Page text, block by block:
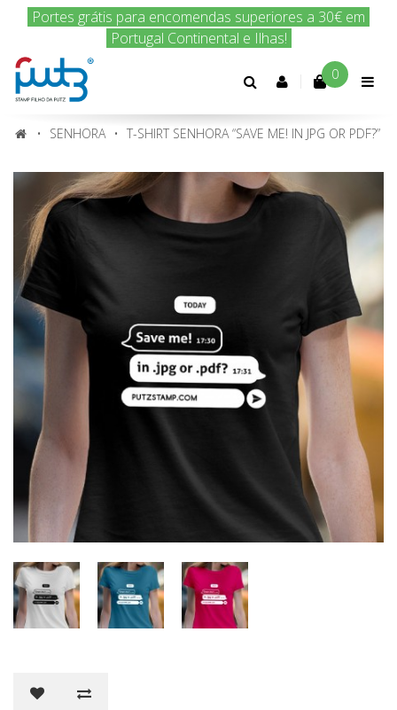
Encomenda hoje e nós enviamos amanhã!
Conta 0
SENHORA T-SHIRT SENHORA “SAVE ME! IN JPG OR PDF?”